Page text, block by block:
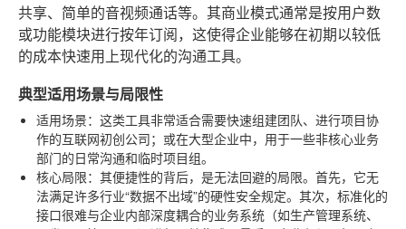
共享、简单的音视频通话等。其商业模式通常是按用户数
或功能模块进行按年订阅，这使得企业能够在初期以较低
的成本快速用上现代化的沟通工具。
典型适用场景与局限性
适用场景：这类工具非常适合需要快速组建团队、进行项目协
作的互联网初创公司；或在大型企业中，用于一些非核心业务
部门的日常沟通和临时项目组。
核心局限：其便捷性的背后，是无法回避的局限。首先，它无
法满足许多行业“数据不出域”的硬性安全规定。其次，标准化的
接口很难与企业内部深度耦合的业务系统（如生产管理系统、